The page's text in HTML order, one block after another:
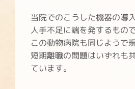
当院でのこうした機器の導
人手不足に端を発するもの
この動物病院も同じようで
短期離職の問題はいずれも
ています。